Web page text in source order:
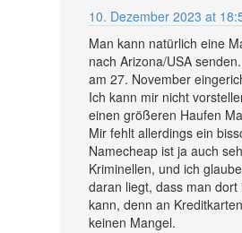
10. Dezember 2023 at
Man kann natürlich eine
nach Arizona/USA
am 27. November
Ich kann mir nicht
einen größeren Haufen
Mir fehlt allerdings ein
Namecheap ist ja auch
Kriminellen, und ich
daran liegt, dass man dort
kann, denn an
keinen Mangel.